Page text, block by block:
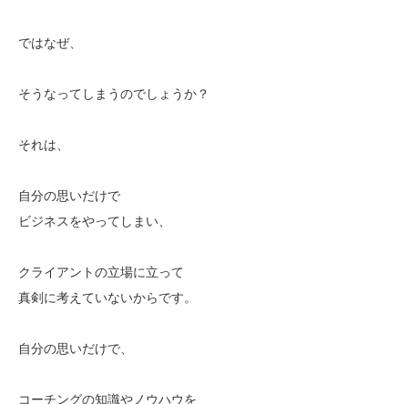
ではなぜ、
そうなってしまうのでしょうか？
それは、
自分の思いだけで
ビジネスをやってしまい、
クライアントの立場に立って
真剣に考えていないからです。
自分の思いだけで、
コーチングの知識やノウハウを